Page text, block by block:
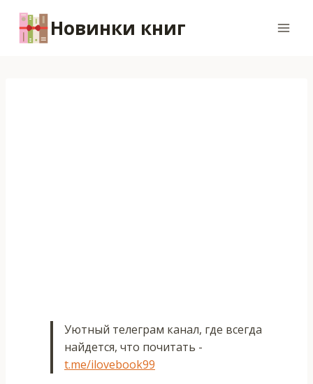
содержимому
Новинки книг
Уютный телеграм канал, где всегда
найдется, что почитать -
t.me/ilovebook99